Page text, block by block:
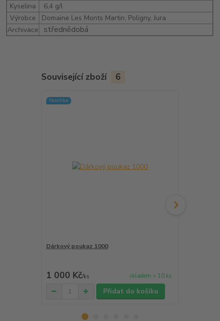
Kyselina
6,4 g/l
Výrobce
Domaine Les Monts Martin, Poligny, Jura
Archivace
střednědobá
Související zboží 6
Novinka
Dárkový poukaz 1000
1 000 Kč/ks skladem > 10 ks
Přidat do košíku